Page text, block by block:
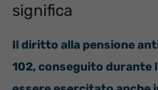
significa
Il diritto alla pensione
102, conseguito durante